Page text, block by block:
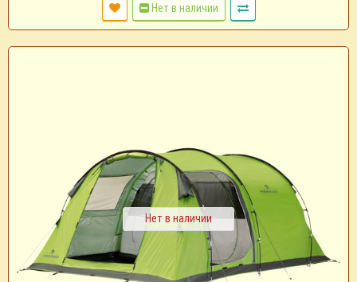
Нет в наличии
Нет в наличии